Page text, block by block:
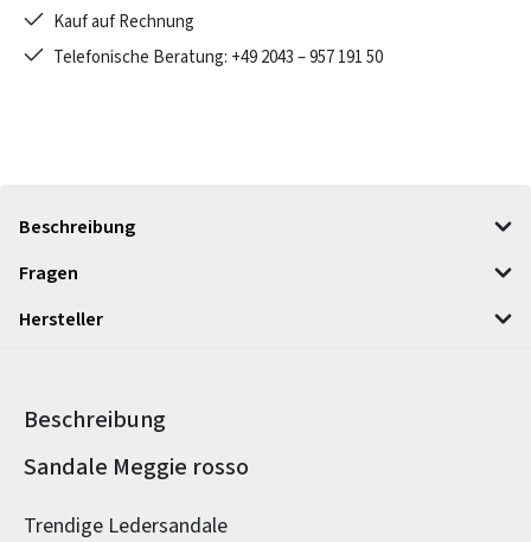
Kauf auf Rechnung
Telefonische Beratung: +49 2043 – 957 191 50
Beschreibung
Fragen
Hersteller
Beschreibung
Produktinformationen
Sandale Meggie rosso
Trendige Ledersandale